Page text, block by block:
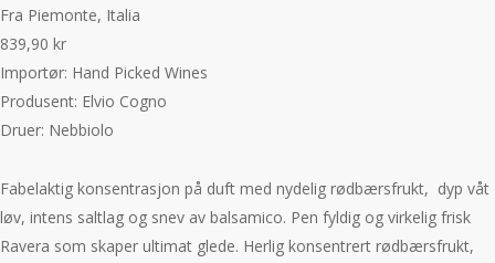
Fra Piemonte, Italia
839,90 kr
Importør: Hand Picked Wines
Produsent: Elvio Cogno
Druer: Nebbiolo
Fabelaktig konsentrasjon på duft med nydelig rødbærsfrukt, dyp våt
løv, intens saltlag og snev av balsamico. Pen fyldig og virkelig frisk
Ravera som skaper ultimat glede. Herlig konsentrert rødbærsfrukt,